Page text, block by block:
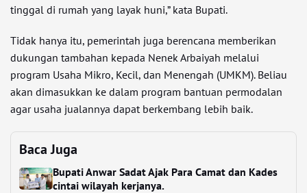
tinggal di rumah yang layak huni,” kata Bupati.
Tidak hanya itu, pemerintah juga berencana memberikan
dukungan tambahan kepada Nenek Arbaiyah melalui
program Usaha Mikro, Kecil, dan Menengah (UMKM). Beliau
akan dimasukkan ke dalam program bantuan permodalan
agar usaha jualannya dapat berkembang lebih baik.
Baca Juga
Bupati Anwar Sadat Ajak Para Camat dan Kades
cintai wilayah kerjanya.